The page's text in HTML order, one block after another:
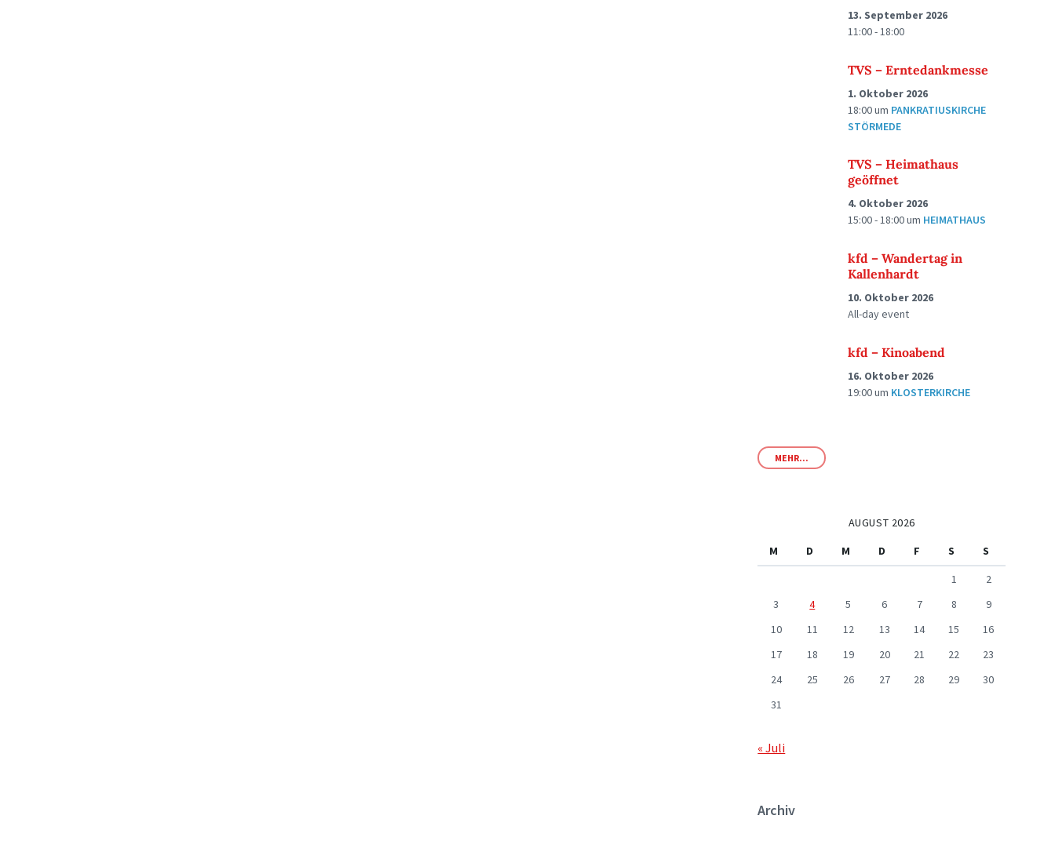
13. September 2026
11:00 - 18:00
TVS – Erntedankmesse
1. Oktober 2026
18:00um PANKRATIUSKIRCHE
STÖRMEDE
TVS – Heimathaus
geöffnet
4. Oktober 2026
15:00 - 18:00um HEIMATHAUS
kfd – Wandertag in
Kallenhardt
10. Oktober 2026
All-day event
kfd – Kinoabend
16. Oktober 2026
19:00um KLOSTERKIRCHE
MEHR...
AUGUST 2026
M
D M D F S
S
1
2
3
4 5 6 7 8
9
10
11 12 13 14 15
16
17
18 19 20 21 22
23
24
25 26 27 28 29
30
31
« Juli
Archiv